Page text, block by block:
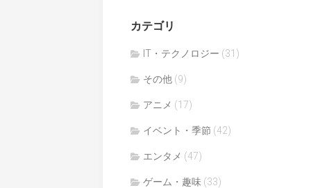
カテゴリ
IT・テクノロジー (31)
その他 (9)
アニメ (17)
イベント・季節 (42)
エンタメ (47)
ゲーム・趣味 (33)